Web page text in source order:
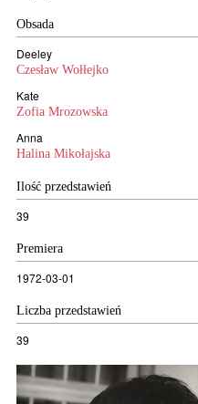
Obsada
Deeley
Czesław Wołłejko
Kate
Zofia Mrozowska
Anna
Halina Mikołajska
Ilość przedstawień
39
Premiera
1972-03-01
Liczba przedstawień
39